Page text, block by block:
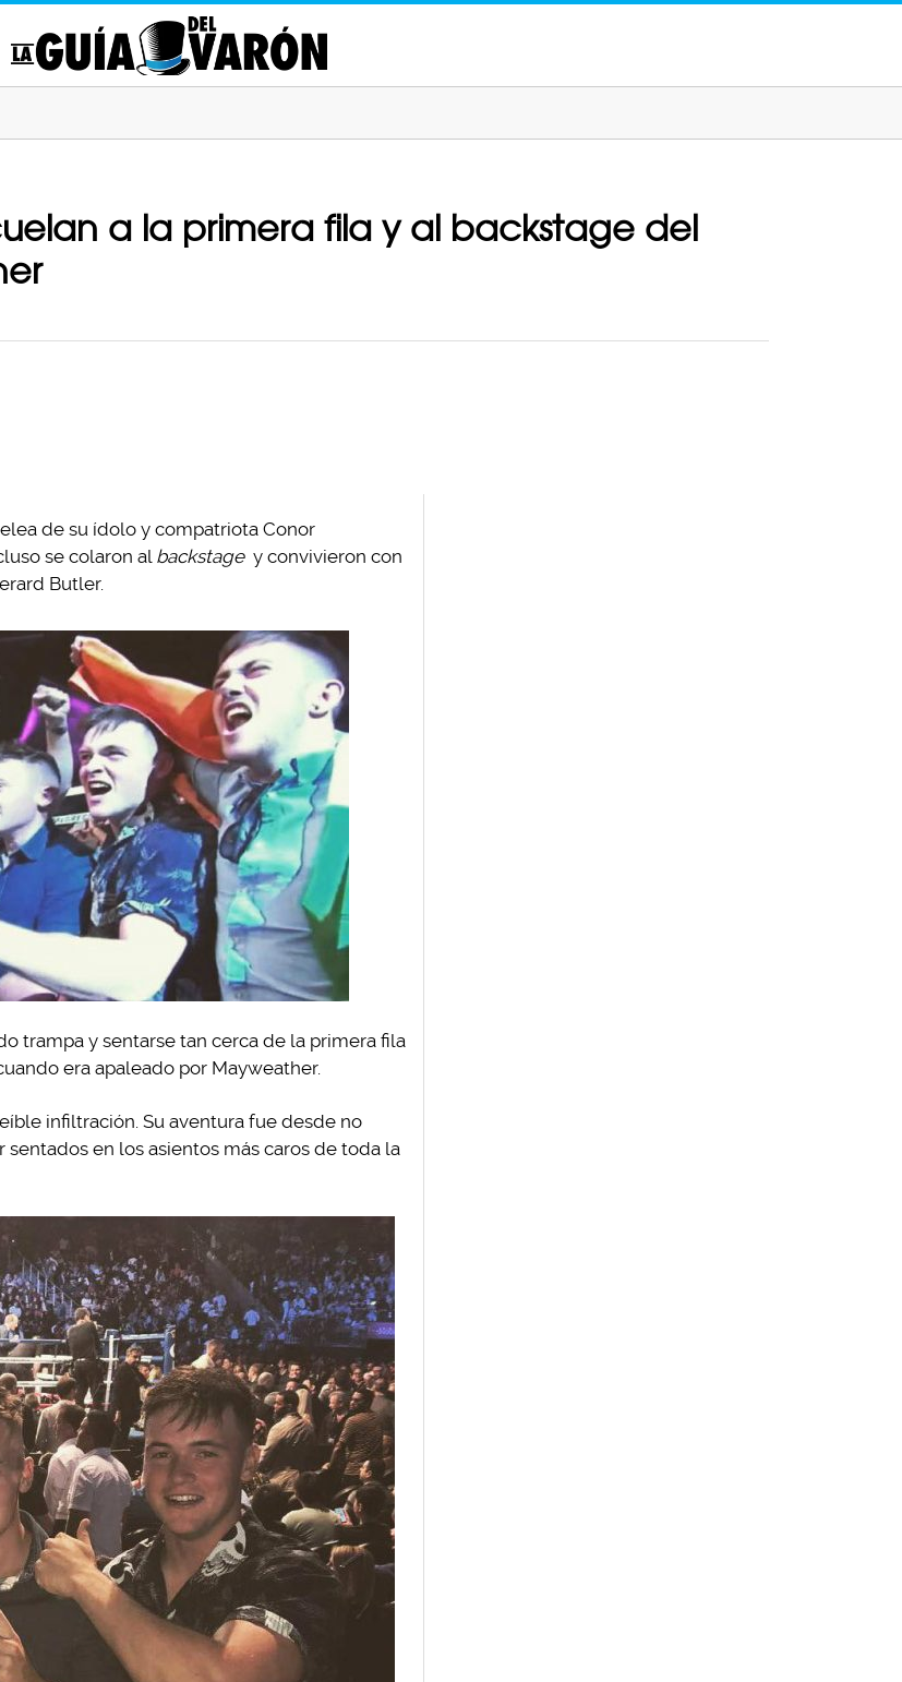
a la primera fila y al backstage del
de su ídolo y compatriota Conor
se colaron al backstage y convivieron con
Butler.
trampa y sentarse tan cerca de la primera fila
era apaleado por Mayweather.
infiltración. Su aventura fue desde no
en los asientos más caros de toda la